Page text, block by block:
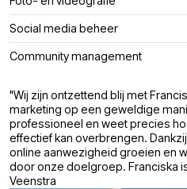
Social media beheer
Community management
"Wij zijn ontzettend blij met
marketing op een geweldige
professioneel en weet precies
effectief kan overbrengen.
online aanwezigheid groeien en
door onze doelgroep. Franciska
Veenstra